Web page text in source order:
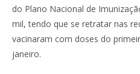
do Plano Nacional de
mil, tendo que se retratar nas
vacinaram com doses do
janeiro.